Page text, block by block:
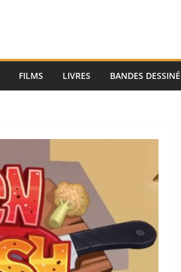
FILMS LIVRES BANDES